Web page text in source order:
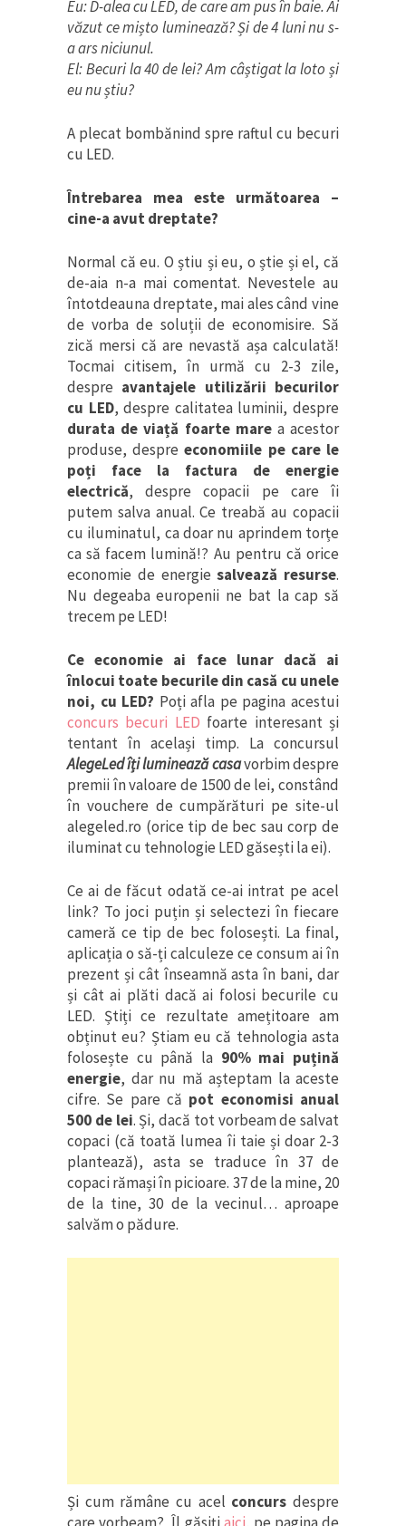
Eu: D-alea cu LED, de care am pus în baie. Ai
văzut ce mișto luminează? Și de 4 luni nu s-
a ars niciunul.
El: Becuri la 40 de lei? Am câștigat la loto și
eu nu știu?
A plecat bombănind spre raftul cu becuri
cu LED.
Întrebarea mea este următoarea –
cine-a avut dreptate?
Normal că eu. O știu și eu, o știe și el, că
de-aia n-a mai comentat. Nevestele au
întotdeauna dreptate, mai ales când vine
de vorba de soluții de economisire. Să
zică mersi că are nevastă așa calculată!
Tocmai citisem, în urmă cu 2-3 zile,
despre avantajele utilizării becurilor
cu LED, despre calitatea luminii, despre
durata de viață foarte marea acestor
produse, despreeconomiile pe care le
poți face la factura de energie
electrică, despre copacii pe care îi
putem salva anual. Ce treabă au copacii
cu iluminatul, ca doar nu aprindem torțe
ca să facem lumină!? Au pentru că orice
economie de energiesalvează resurse.
Nu degeaba europenii ne bat la cap să
trecem pe LED!
Ce economie ai face lunar dacă ai
înlocui toate becurile din casă cu unele
noi, cu LED? Poți afla pe pagina acestui
concurs becuri LED foarte interesant și
tentant în același timp. La concursul
AlegeLed îți luminează casavorbim despre
premii în valoare de 1500 de lei, constând
în vouchere de cumpărături pe site-ul
alegeled.ro (orice tip de bec sau corp de
iluminat cu tehnologie LED găsești la ei).
Ce ai de făcut odată ce-ai intrat pe acel
link? To joci puțin și selectezi în fiecare
cameră ce tip de bec folosești. La final,
aplicația o să-ți calculeze ce consum ai în
prezent și cât înseamnă asta în bani, dar
și cât ai plăti dacă ai folosi becurile cu
LED. Știți ce rezultate amețitoare am
obținut eu? Știam eu că tehnologia asta
folosește cu până la 90% mai puțină
energie, dar nu mă așteptam la aceste
cifre. Se pare că pot economisi anual
500 de lei. Și, dacă tot vorbeam de salvat
copaci (că toată lumea îi taie și doar 2-3
plantează), asta se traduce în 37 de
copaci rămași în picioare. 37 de la mine, 20
de la tine, 30 de la vecinul… aproape
salvăm o pădure.
Și cum rămâne cu acel concurs despre